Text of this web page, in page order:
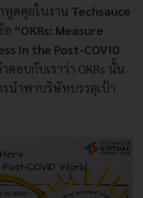
พูดคุยในงาน Techsauce
อ “OKRs: Measure
in the Post-COVID
อบกับเราว่า OKRs นั้น
นำพาบริษัทบรรลุเป้า